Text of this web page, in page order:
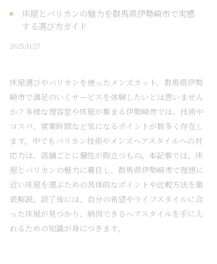
床屋とバリカンの魅力を群馬県伊勢崎市で実感
する選び方ガイド
2025/11/27
床屋選びやバリカンを使ったメンズカット、群馬県伊勢
崎市で満足のいくサービスを体験したいとは思いません
か？多様な理容室や床屋が集まる伊勢崎市では、技術や
コスパ、営業時間など気になるポイントが数多く存在し
ます。中でもバリカン技術やメンズヘアスタイルへの対
応力は、店舗ごとに個性が際立つもの。本記事では、床
屋とバリカンの魅力に着目し、群馬県伊勢崎市で理想に
近い床屋を選ぶための具体的なポイントや比較方法を徹
底解説。読了後には、自分の希望やライフスタイルに合
った床屋が見つかり、納得できるヘアスタイルを手に入
れるための知識が身につきます。